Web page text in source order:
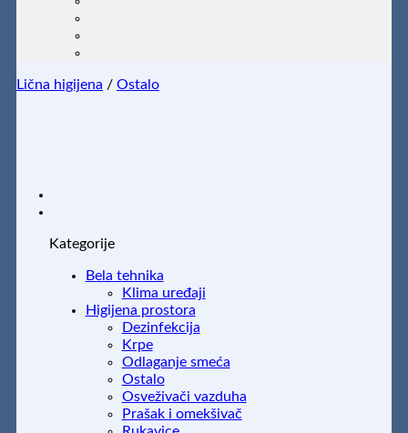
Lična higijena / Ostalo
Kategorije
Bela tehnika
Klima uređaji
Higijena prostora
Dezinfekcija
Krpe
Odlaganje smeća
Ostalo
Osveživači vazduha
Prašak i omekšivač